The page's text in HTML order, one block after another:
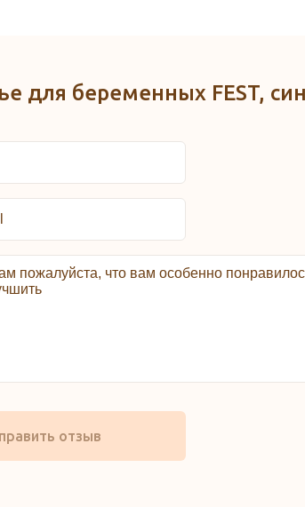
для беременных FEST,
отзыв